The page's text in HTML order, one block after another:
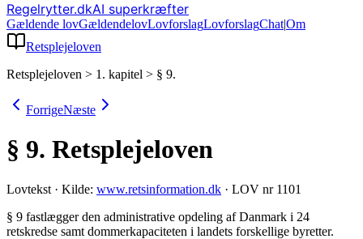
Regelrytter.dkAI superkræfter
Gældende lovGældendelovLovforslagLovforslagChat|Om
Retsplejeloven
Retsplejeloven > 1. kapitel > § 9.
ForrigeNæste
§ 9. Retsplejeloven
Lovtekst · Kilde: www.retsinformation.dk · LOV nr 1101
§ 9 fastlægger den administrative opdeling af Danmark i 24
retskredse samt dommerkapaciteten i landets forskellige byretter.